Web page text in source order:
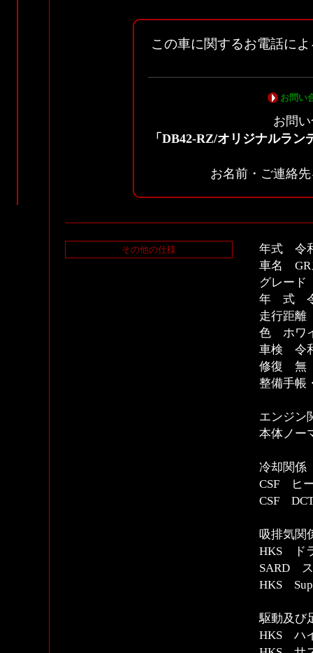
この車に関するお電話に
お問い
お問
「DB42-RZ/オリジナルラ
お名前・ご連絡
その他の仕様
年式 令
車名 GR
グレー
年 式
走行距
色 ホワ
車検 令
修復 無
整備手帳
エンジン
本体ノー
冷却関係
CSF ヒ
CSF
吸排気関
HKS ド
SARD ス
HKS
駆動及び
HKS ハ